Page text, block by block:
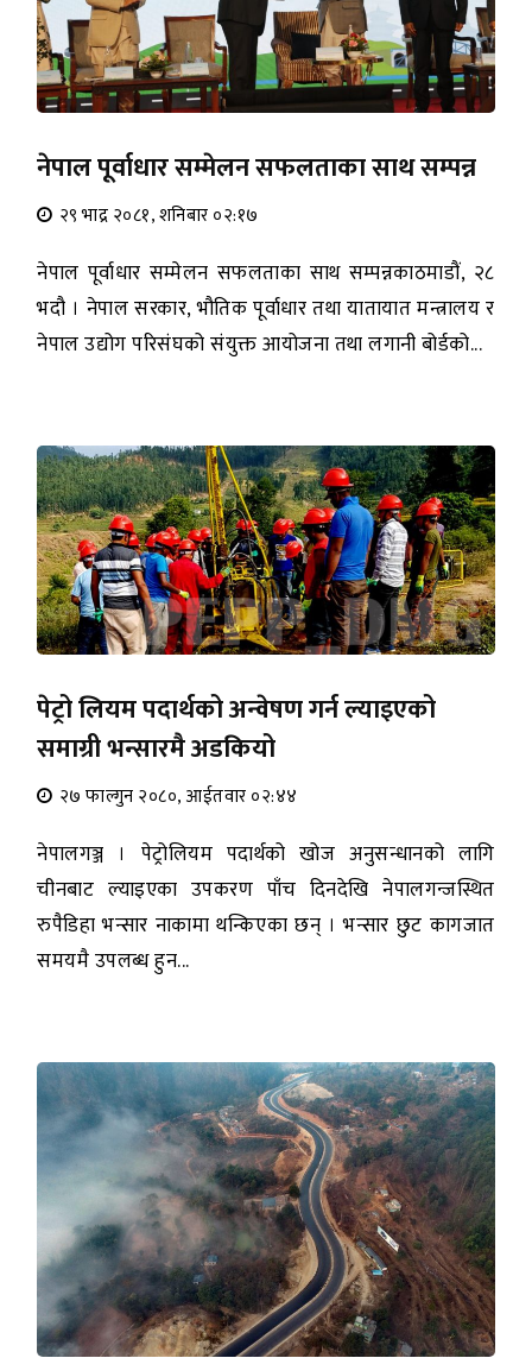
नेपाल पूर्वाधार सम्मेलन सफलताका साथ सम्पन्न
२९ भाद्र २०८१, शनिबार ०२:१७
नेपाल पूर्वाधार सम्मेलन सफलताका साथ सम्पन्नकाठमाडौं, २८
भदौ । नेपाल सरकार, भौतिक पूर्वाधार तथा यातायात मन्त्रालय र
नेपाल उद्योग परिसंघको संयुक्त आयोजना तथा लगानी बोर्डको...
पेट्रो लियम पदार्थको अन्वेषण गर्न ल्याइएको
समाग्री भन्सारमै अडकियो
२७ फाल्गुन २०८०, आईतवार ०२:४४
नेपालगञ्ज । पेट्रोलियम पदार्थको खोज अनुसन्धानको लागि
चीनबाट ल्याइएका उपकरण पाँच दिनदेखि नेपालगन्जस्थित
रुपैडिहा भन्सार नाकामा थन्किएका छन् । भन्सार छुट कागजात
समयमै उपलब्ध हुन...